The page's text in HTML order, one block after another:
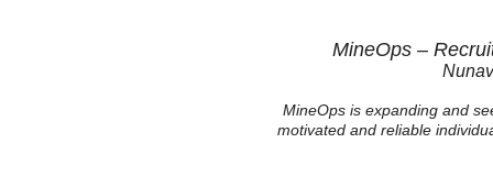
MineOps –
MineOps is expanding and
motivated and reliable